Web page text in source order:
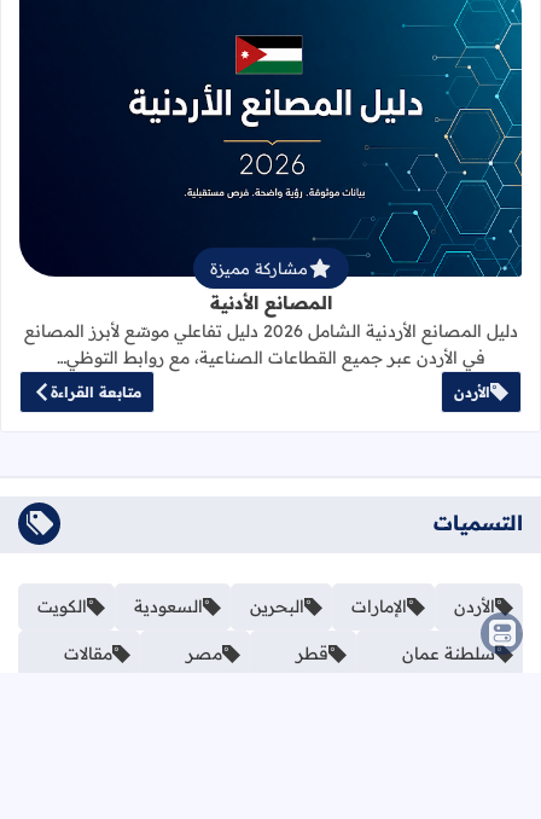
قراءة المزيد عن المصانع الأدنية
مشاركة مميزة
المصانع الأدنية
دليل المصانع الأردنية الشامل 2026 دليل تفاعلي موسّع لأبرز المصانع
في الأردن عبر جميع القطاعات الصناعية، مع روابط التوظي…
الأردن متابعة القراءة
التسميات
الأردن الإمارات البحرين السعودية الكويت
سلطنة عمان قطر مصر مقالات